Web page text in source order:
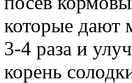
которые дают
3-4 раза и
корень